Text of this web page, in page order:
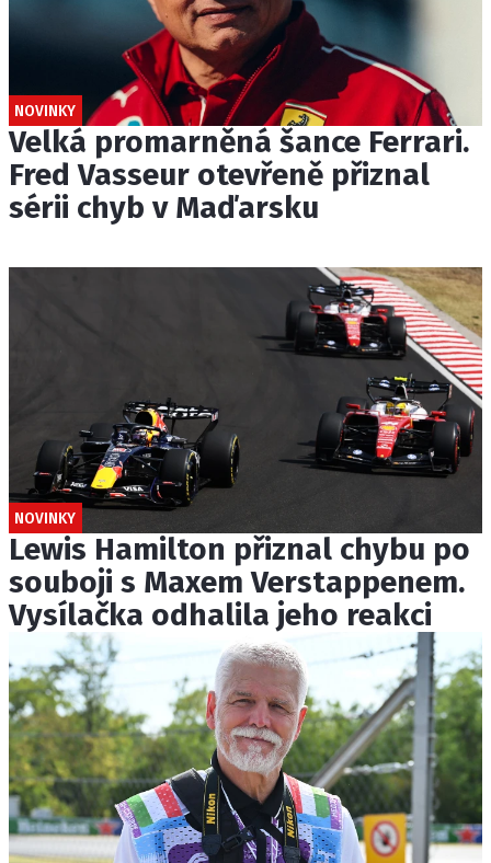
NOVINKY
Velká promarněná šance Ferrari.
Fred Vasseur otevřeně přiznal
sérii chyb v Maďarsku
NOVINKY
Lewis Hamilton přiznal chybu po
souboji s Maxem Verstappenem.
Vysílačka odhalila jeho reakci